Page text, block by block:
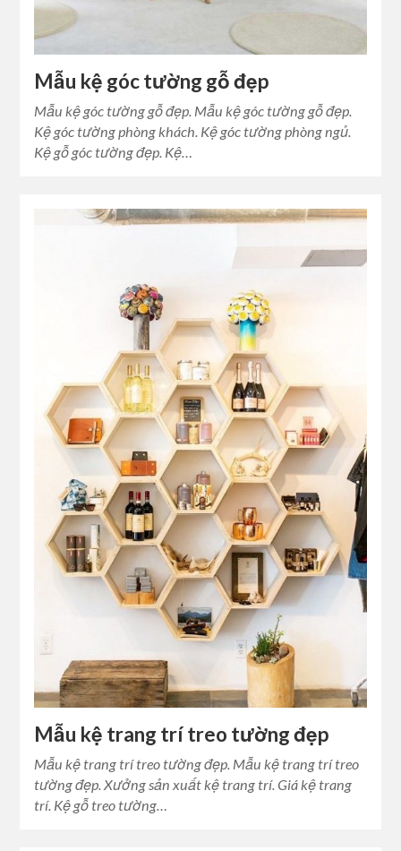
Mẫu kệ góc tường gỗ đẹp
Mẫu kệ góc tường gỗ đẹp. Mẫu kệ góc tường gỗ đẹp.
Kệ góc tường phòng khách. Kệ góc tường phòng ngủ.
Kệ gỗ góc tường đẹp. Kệ…
Mẫu kệ trang trí treo tường đẹp
Mẫu kệ trang trí treo tường đẹp. Mẫu kệ trang trí treo
tường đẹp. Xưởng sản xuất kệ trang trí. Giá kệ trang
trí. Kệ gỗ treo tường…